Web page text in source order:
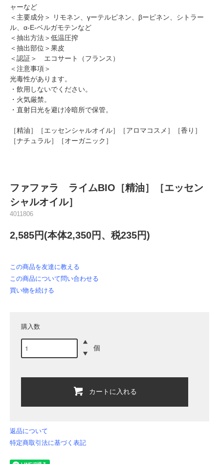
ャーなど
＜主要成分＞ リモネン、γーテルピネン、βーピネン、シトラー
ル、α-E-ベルガモテンなど
＜抽出方法＞低温圧搾
＜抽出部位＞果皮
＜認証＞ エコサート（フランス）
＜注意事項＞
光毒性があります。
・飲用しないでください。
・火気厳禁。
・直射日光を避け冷暗所で保管。
［精油］［エッセンシャルオイル］［アロマコスメ］［香り］
［ナチュラル］［オーガニック］
ファファラ ライムBIO［精油］［エッセン
シャルオイル］
4011806
2,585円(本体2,350円、税235円)
この商品を友達に教える
この商品について問い合わせる
買い物を続ける
購入数
個
カートに入れる
返品について
特定商取引法に基づく表記